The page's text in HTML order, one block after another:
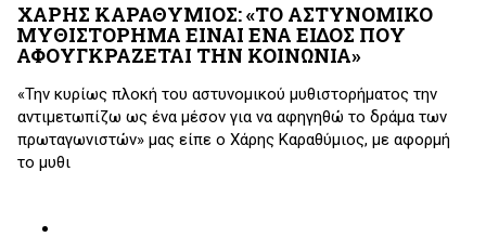
ΧΑΡΗΣ ΚΑΡΑΘΥΜΙΟΣ: «ΤΟ ΑΣΤΥΝΟΜΙΚΟ
ΜΥΘΙΣΤΟΡΗΜΑ ΕΙΝΑΙ ΕΝΑ ΕΙΔΟΣ ΠΟΥ
ΑΦΟΥΓΚΡΑΖΕΤΑΙ ΤΗΝ ΚΟΙΝΩΝΙΑ»
«Την κυρίως πλοκή του αστυνομικού μυθιστορήματος την
αντιμετωπίζω ως ένα μέσον για να αφηγηθώ το δράμα των
πρωταγωνιστών» μας είπε ο Χάρης Καραθύμιος, με αφορμή
το μυθι